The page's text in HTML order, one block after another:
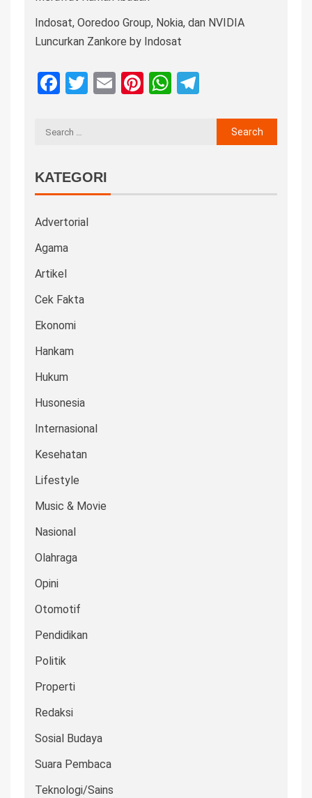
Indosat, Ooredoo Group, Nokia, dan NVIDIA
Luncurkan Zankore by Indosat
Facebook
Twitter
EmailPinterest
WhatsApp
KATEGORI
Advertorial
Agama
Artikel
Cek Fakta
Ekonomi
Hankam
Hukum
Husonesia
Internasional
Kesehatan
Lifestyle
Music & Movie
Nasional
Olahraga
Opini
Otomotif
Pendidikan
Politik
Properti
Redaksi
Sosial Budaya
Suara Pembaca
Teknologi/Sains